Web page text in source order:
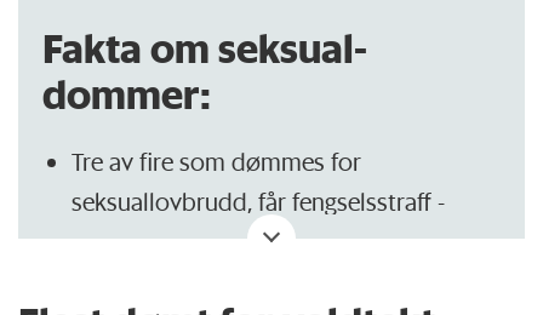
Fakta om seksual-
dommer:
Tre av fire som dømmes for
seksuallovbrudd, får fengselsstraff -
ubetinget eller forvaring.